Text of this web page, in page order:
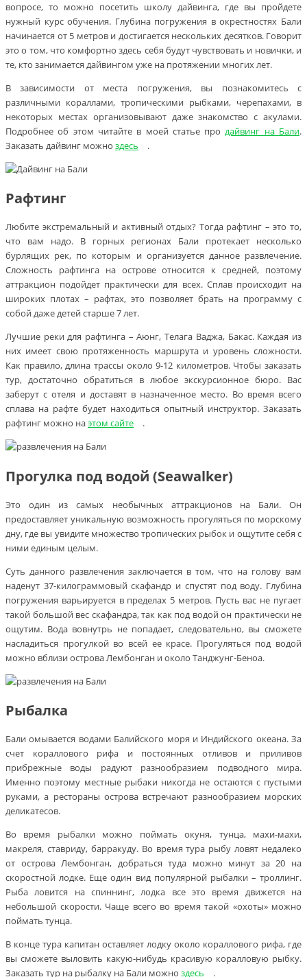
вопросе, то можно посетить школу дайвинга, где вы пройдете
нужный курс обучения. Глубина погружения в окрестностях Бали
начинается от 5 метров и достигается нескольких десятков. Говорит
это о том, что комфортно здесь себя будут чувствовать и новички, и
те, кто занимается дайвингом уже на протяжении многих лет.
В зависимости от места погружения, вы познакомитесь с
различными кораллами, тропическими рыбками, черепахами, в
некоторых местах организовывают даже знакомство с акулами.
Подробнее об этом читайте в моей статье продайвинг на Бали.
Заказать дайвинг можно здесь .
Рафтинг
Любите экстремальный и активный отдых? Тогда рафтинг – это то,
что вам надо. В горных регионах Бали протекает несколько
бурлящих рек, по которым и организуется данное развлечение.
Сложность рафтинга на острове относится к средней, поэтому
аттракцион подойдет практически для всех. Сплав происходит на
широких плотах – рафтах, это позволяет брать на программу с
собой даже детей старше 7 лет.
Лучшие реки для рафтинга – Аюнг, Телага Ваджа, Бакас. Каждая из
них имеет свою протяженность маршрута и уровень сложности.
Как правило, длина трассы около 9-12 километров. Чтобы заказать
тур, достаточно обратиться в любое экскурсионное бюро. Вас
заберут с отеля и доставят в назначенное место. Во время всего
сплава на рафте будет находиться опытный инструктор. Заказать
рафтинг можно наэтом сайте .
Прогулка под водой (Seawalker)
Это один из самых необычных аттракционов на Бали. Он
предоставляет уникальную возможность прогуляться по морскому
дну, где вы увидите множество тропических рыбок и ощутите себя с
ними единым целым.
Суть данного развлечения заключается в том, что на голову вам
наденут 37-килограммовый скафандр и спустят под воду. Глубина
погружения варьируется в пределах 5 метров. Пусть вас не пугает
такой большой вес скафандра, так как под водой он практически не
ощутим. Вода вовнутрь не попадает, следовательно, вы сможете
насладиться прогулкой во всей ее красе. Прогуляться под водой
можно вблизи острова Лембонган и около Танджунг-Беноа.
Рыбалка
Бали омывается водами Балийского моря и Индийского океана. За
счет кораллового рифа и постоянных отливов и приливов
прибрежные воды радуют разнообразием подводного мира.
Именно поэтому местные рыбаки никогда не остаются с пустыми
руками, а рестораны острова встречают разнообразием морских
деликатесов.
Во время рыбалки можно поймать окуня, тунца, махи-махи,
макреля, ставриду, барракуду. Во время тура рыбу ловят недалеко
от острова Лембонган, добраться туда можно минут за 20 на
скоростной лодке. Еще один вид популярной рыбалки – троллинг.
Рыба ловится на спиннинг, лодка все это время движется на
небольшой скорости. Чаще всего во время такой «охоты» можно
поймать тунца.
В конце тура капитан оставляет лодку около кораллового рифа, где
вы сможете выловить какую-нибудь красивую коралловую рыбку.
Заказать тур на рыбалку на Бали можно здесь .